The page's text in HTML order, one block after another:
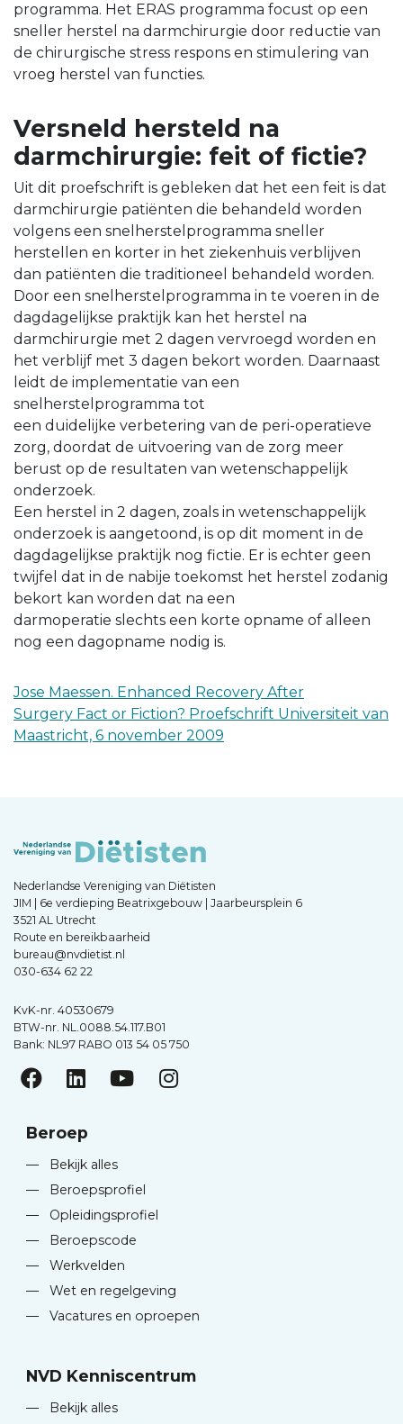
programma. Het ERAS programma focust op een
sneller herstel na darmchirurgie door reductie van
de chirurgische stress respons en stimulering van
vroeg herstel van functies.
Versneld hersteld na
darmchirurgie: feit of fictie?
Uit dit proefschrift is gebleken dat het een feit is dat
darmchirurgie patiënten die behandeld worden
volgens een snelherstelprogramma sneller
herstellen en korter in het ziekenhuis verblijven
dan patiënten die traditioneel behandeld worden.
Door een snelherstelprogramma in te voeren in de
dagdagelijkse praktijk kan het herstel na
darmchirurgie met 2 dagen vervroegd worden en
het verblijf met 3 dagen bekort worden. Daarnaast
leidt de implementatie van een
snelherstelprogramma tot
een duidelijke verbetering van de peri-operatieve
zorg, doordat de uitvoering van de zorg meer
berust op de resultaten van wetenschappelijk
onderzoek.
Een herstel in 2 dagen, zoals in wetenschappelijk
onderzoek is aangetoond, is op dit moment in de
dagdagelijkse praktijk nog fictie. Er is echter geen
twijfel dat in de nabije toekomst het herstel zodanig
bekort kan worden dat na een
darmoperatie slechts een korte opname of alleen
nog een dagopname nodig is.
Jose Maessen. Enhanced Recovery After
Surgery Fact or Fiction? Proefschrift Universiteit van
Maastricht, 6 november 2009
Nederlandse Vereniging van Diëtisten
JIM | 6e verdieping Beatrixgebouw | Jaarbeursplein 6
3521 AL Utrecht
Route en bereikbaarheid
bureau@nvdietist.nl
030-634 62 22
KvK-nr. 40530679
BTW-nr. NL.0088.54.117.B01
Bank: NL97 RABO 013 54 05 750
Beroep
—
Bekijk alles
—
Beroepsprofiel
—
Opleidingsprofiel
—
Beroepscode
—
Werkvelden
—
Wet en regelgeving
—
Vacatures en oproepen
NVD Kenniscentrum
—
Bekijk alles